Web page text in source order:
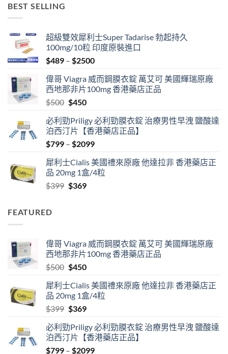
BEST SELLING
超級雙效犀利士Super Tadarise 勃起持久
100mg/10粒 印度原裝進口
$489 – $2500Price
$489
through
偉哥 Viagra 威而鋼膜衣錠 萬艾可 美國輝瑞原廠
西地那非片100mg 香港藥店正品
$500 Original
was:
$500.
$450Current
is:
$450.
必利勁Priligy 必利勁膜衣錠 治療男性早洩 鹽酸達
泊西汀片【香港藥店正品】
$799 – $2099Price
$799
through
犀利士Cialis 美國禮來原廠 他達拉非 香港藥店正
品 20mg 1盒/4粒
$399 Original
$369Current
FEATURED
偉哥 Viagra 威而鋼膜衣錠 萬艾可 美國輝瑞原廠
西地那非片100mg 香港藥店正品
$500 Original
was:
$500.
$450Current
is:
$450.
犀利士Cialis 美國禮來原廠 他達拉非 香港藥店正
品 20mg 1盒/4粒
$399 Original
was:
$399.
$369Current
is:
$369.
必利勁Priligy 必利勁膜衣錠 治療男性早洩 鹽酸達
泊西汀片【香港藥店正品】
$799 – $2099Price